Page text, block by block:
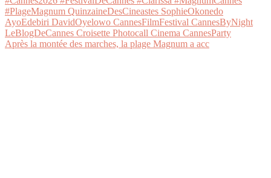
Après la montée des marches, la plage Magnum a acc